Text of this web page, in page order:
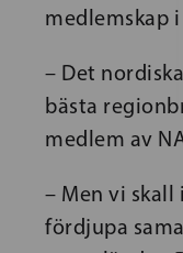
medlemskap i
– Det
bästa
medlem av
– Men vi skall
fördjupa